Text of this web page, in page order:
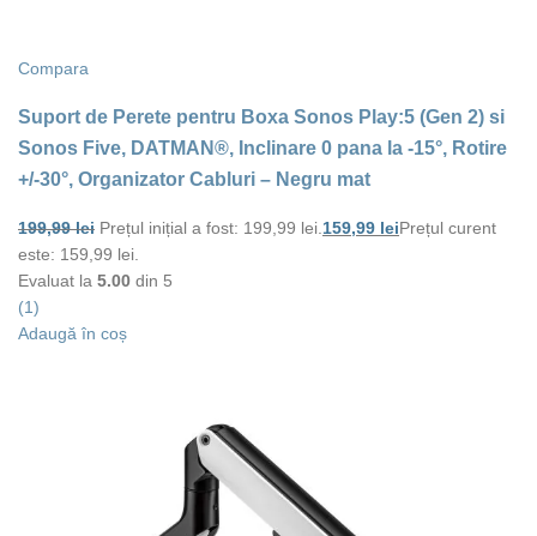
Compara
Suport de Perete pentru Boxa Sonos Play:5 (Gen 2) si
Sonos Five, DATMAN®, Inclinare 0 pana la -15°, Rotire
+/-30°, Organizator Cabluri – Negru mat
199,99lei Prețul inițial a fost: 199,99 lei. 159,99 leiPrețul curent
este: 159,99 lei.
Evaluat la 5.00 din 5
(1)
Adaugă în coș